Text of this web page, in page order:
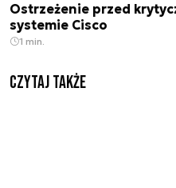
Ostrzeżenie przed
systemie Cisco
1 min.
Czytaj także